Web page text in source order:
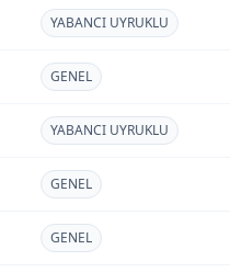
YABANCI UYRUKLU
GENEL
YABANCI UYRUKLU
GENEL
GENEL